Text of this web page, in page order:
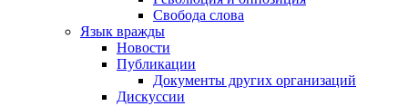
Свобода слова
Язык вражды
Новости
Публикации
Документы других организаций
Дискуссии